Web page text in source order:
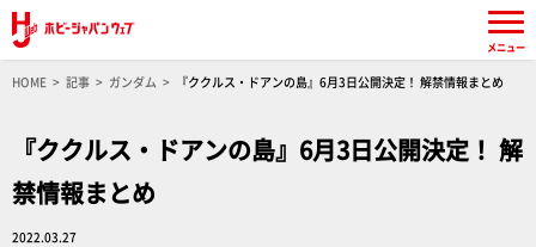
HOME 記事 ガンダム 『ククルス・ドアンの島』6月3日公開決定！ 解禁情報まとめ
『ククルス・ドアンの島』6月3日公開決定！ 解
禁情報まとめ
2022.03.27
メニュー